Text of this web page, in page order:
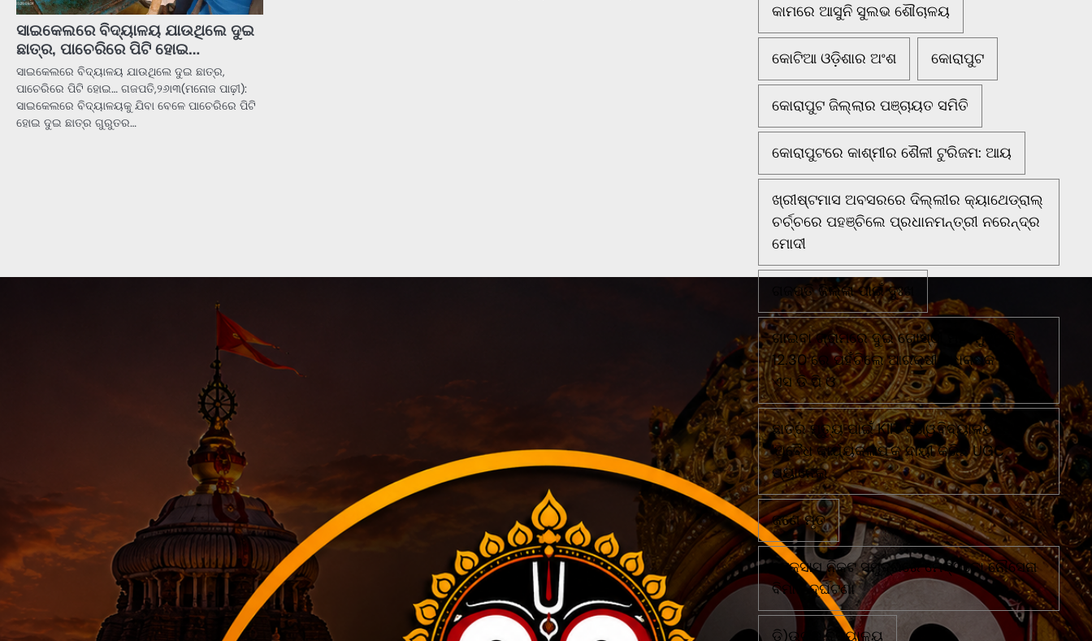
ସାଇକେଲରେ ବିଦ୍ୟାଳୟ ଯାଉଥିଲେ ଦୁଇ
ଛାତ୍ର, ପାଚେରିରେ ପିଟି ହୋଇ…
ସାଇକେଲରେ ବିଦ୍ୟାଳୟ ଯାଉଥିଲେ ଦୁଇ ଛାତ୍ର,
ପାଚେରିରେ ପିଟି ହୋଇ… ଗଜପତି,୨୬ା୩(ମନୋଜ ପାଢ଼ୀ):
ସାଇକେଲରେ ବିଦ୍ୟାଳୟକୁ ଯିବା ବେଳେ ପାଚେରିରେ ପିଟି
ହୋଇ ଦୁଇ ଛାତ୍ର ଗୁରୁତର…
କାମରେ ଆସୁନି ସୁଲଭ ଶୌଚାଳୟ
କୋଟିଆ ଓଡ଼ିଶାର ଅଂଶ କୋରାପୁଟ
କୋରାପୁଟ ଜିଲ୍ଲାର ପଞ୍ଚାୟତ ସମିତି
କୋରାପୁଟରେ କାଶ୍ମୀର ଶୈଳୀ ଟୁରିଜମ: ଆୟ
ଖ୍ରୀଷ୍ଟମାସ ଅବସରରେ ଦିଲ୍ଲୀର କ୍ୟାଥେଡ୍ରାଲ୍
ଚର୍ଚ୍ଚରେ ପହଞ୍ଚିଲେ ପ୍ରଧାନମନ୍ତ୍ରୀ ନରେନ୍ଦ୍ର
ମୋଦୀ
ଗଜପତି ଜିଲ୍ଲା ପାଇଁ ଦୁଃଖ
ଗାଇବା ଗ୍ରାମରେ ଦୁଇ ଗୋଷ୍ଠୀ ମୁହାଁ ମୁହିଁରାତି
12.30 ରେ ପହଁଚିଲେ ଆରକ୍ଷୀ ଅଧିକ୍ଷକ ଏବଂ
ଏସ ଡି ପି ଓ
ଛାତ୍ର ମୃତ୍ୟୁ ପାଇଁ KIIT ବିଶ୍ୱବିଦ୍ୟାଳୟର
'ଅବୈଧ କାର୍ଯ୍ୟକଳାପ'କୁ ଦାୟୀ କରିଛି UGC
ପ୍ୟାନେଲ
ଜଣେ ମୃତ
ଟେକ୍ସାସ ନିକଟ ସମୁଦ୍ରରେ ମେକ୍ସିକୋ ନୌସେନା
ବିମାନ ଦୁର୍ଘଟଣା
ଡି)ଉଚ୍ଚ ବିଦ୍ୟାଳୟ